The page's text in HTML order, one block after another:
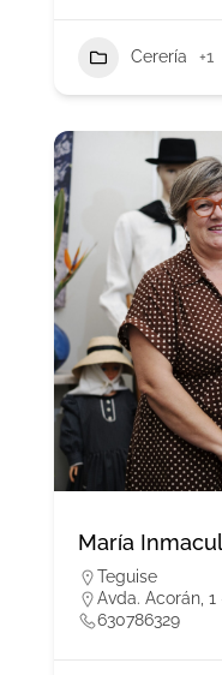
Cerería +1
María
Teguise
Avda. Acorán,
630786329